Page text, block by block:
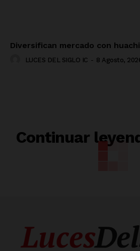
Diversifican mercado con
LUCES DEL SIGLO IC - 8 Agosto,
Continuar